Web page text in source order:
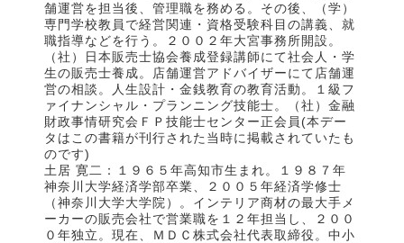
舗運営を担当後、管理職を務める。その後、（学）
専門学校教員で経営関連・資格受験科目の講義、就
職指導などを行う。２００２年大宮事務所開設。
（社）日本販売士協会養成登録講師にて社会人・学
生の販売士養成。店舗運営アドバイザーにて店舗運
営の相談。人生設計・金銭教育の教育活動。１級フ
ァイナンシャル・プランニング技能士。（社）金融
財政事情研究会ＦＰ技能士センター正会員(本デー
タはこの書籍が刊行された当時に掲載されていたも
のです)
土居 寛二：１９６５年高知市生まれ。１９８７年
神奈川大学経済学部卒業、２００５年経済学修士
（神奈川大学大学院）。インテリア商材の最大手メ
ーカーの販売会社で営業職を１２年担当し、２００
０年独立。現在、ＭＤＣ株式会社代表取締役。中小